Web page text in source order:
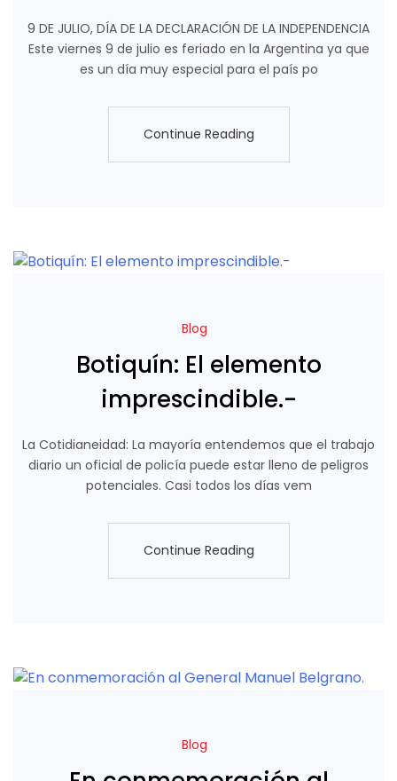
9 DE JULIO, DÍA DE LA DECLARACIÓN DE LA INDEPENDENCIA
Este viernes 9 de julio es feriado en la Argentina ya que
es un día muy especial para el país po
Continue Reading
Blog
Botiquín: El elemento
imprescindible.-
La Cotidianeidad: La mayoría entendemos que el trabajo
diario un oficial de policía puede estar lleno de peligros
potenciales. Casi todos los días vem
Continue Reading
Blog